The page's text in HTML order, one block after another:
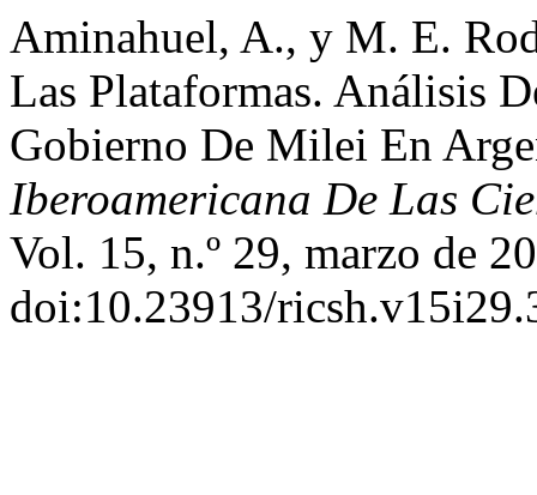
Aminahuel, A., y M. E.
Las Plataformas. Análisis
Gobierno De Milei En
Iberoamericana De Las
Vol. 15, n.º 29, marzo de
doi:10.23913/